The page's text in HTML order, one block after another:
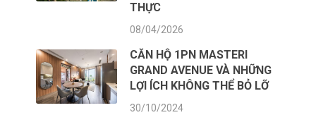
THỰC
08/04/2026
CĂN HỘ 1PN MASTERI
GRAND AVENUE VÀ NHỮNG
LỢI ÍCH KHÔNG THỂ BỎ LỠ
30/10/2024